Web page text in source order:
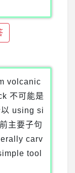
volcanic
不可能是
using si
主要子句
carv
tool